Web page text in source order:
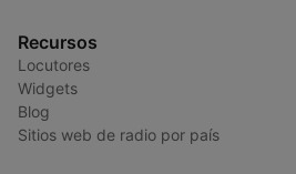
Recursos
Locutores
Widgets
Blog
Sitios web de radio por país